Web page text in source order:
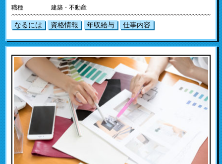
職種 建築・不動産
なるには 資格情報 年収給与 仕事内容